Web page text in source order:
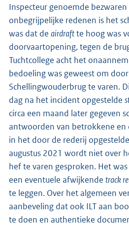
Inspecteur genoemde
onbegrijpelijke redenen is het
was dat de airdraftte hoog was
doorvaartopening, tegen de
Tuchtcollege acht het
bedoeling was geweest om
Schellingwouderbrug te varen.
dag na het incident opgestelde
circa een maand later gegeven
antwoorden van betrokkene en
in het door de rederij
augustus 2021 wordt niet over
hef te varen gesproken. Het
een eventuele afwijkende track
te leggen. Over het algemeen
aanbeveling dat ook ILT aan
te doen en authentieke